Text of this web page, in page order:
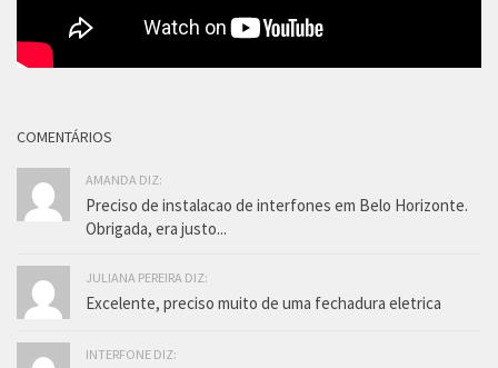
COMENTÁRIOS
AMANDA DIZ:
Preciso de instalacao de interfones em Belo Horizonte.
Obrigada, era justo...
JULIANA PEREIRA DIZ:
Excelente, preciso muito de uma fechadura eletrica
INTERFONE DIZ: